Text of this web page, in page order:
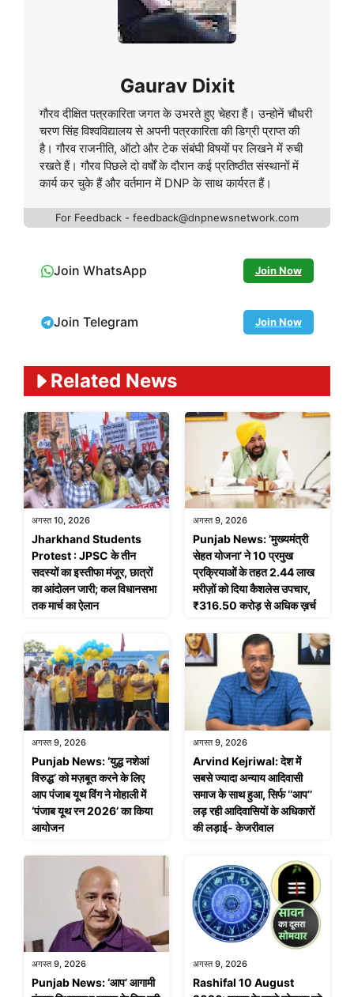
Gaurav Dixit
गौरव दीक्षित पत्रकारिता जगत के उभरते हुए चेहरा हैं। उन्होनें चौधरी
चरण सिंह विश्वविद्यालय से अपनी पत्रकारिता की डिग्री प्राप्त की
है। गौरव राजनीति, ऑटो और टेक संबंघी विषयों पर लिखने में रुची
रखते हैं। गौरव पिछले दो वर्षों के दौरान कई प्रतिष्ठीत संस्थानों में
कार्य कर चुके हैं और वर्तमान में DNP के साथ कार्यरत हैं।
For Feedback - feedback@dnpnewsnetwork.com
Join WhatsApp Join Now
Join Telegram Join Now
Related News
अगस्त 10, 2026
Jharkhand Students
Protest : JPSC के तीन
सदस्यों का इस्तीफा मंजूर, छात्रों
का आंदोलन जारी; कल विधानसभा
तक मार्च का ऐलान
अगस्त 9, 2026
Punjab News: ’मुख्यमंत्री
सेहत योजना’ ने 10 प्रमुख
प्रक्रियाओं के तहत 2.44 लाख
मरीज़ों को दिया कैशलेस उपचार,
₹316.50 करोड़ से अधिक ख़र्च
अगस्त 9, 2026
Punjab News: ‘युद्ध नशेआं
विरुद्ध’ को मज़बूत करने के लिए
आप पंजाब यूथ विंग ने मोहाली में
‘पंजाब यूथ रन 2026’ का किया
आयोजन
अगस्त 9, 2026
Arvind Kejriwal: देश में
सबसे ज्यादा अन्याय आदिवासी
समाज के साथ हुआ, सिर्फ ‘‘आप’’
लड़ रही आदिवासियों के अधिकारों
की लड़ाई- केजरीवाल
अगस्त 9, 2026
Punjab News: ‘आप’ आगामी
अगस्त 9, 2026
Rashifal 10 August